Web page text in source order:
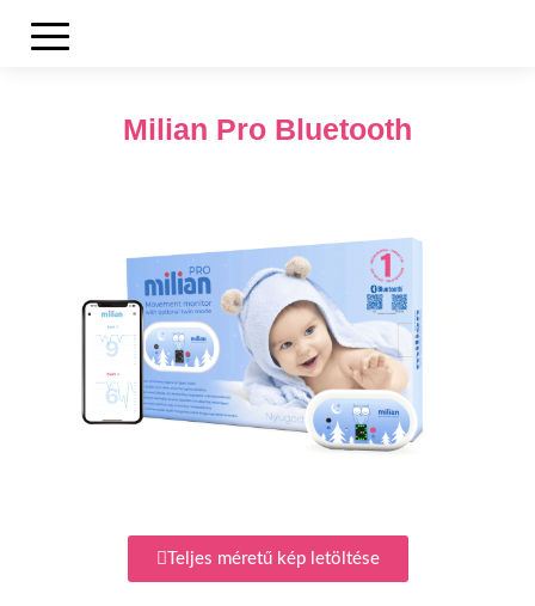
Milian Pro Bluetooth
Teljes méretű kép letöltése